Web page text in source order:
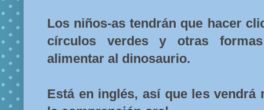
Los niños-as tendrán que hacer
círculos verdes y otras
alimentar al dinosaurio.
Está en inglés, así que les vendrá